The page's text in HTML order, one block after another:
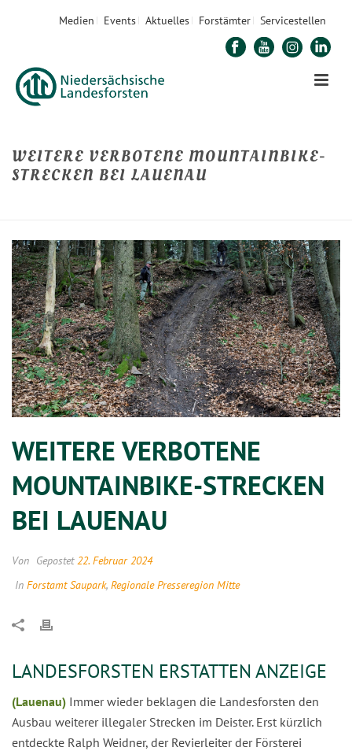
Medien Events Aktuelles Forstämter Servicestellen
WEITERE VERBOTENE MOUNTAINBIKE-
STRECKEN BEI LAUENAU
WEITERE VERBOTENE
MOUNTAINBIKE-STRECKEN
BEI LAUENAU
Von Gepostet22. Februar 2024
In Forstamt Saupark, Regionale Presseregion Mitte
LANDESFORSTEN ERSTATTEN ANZEIGE
(Lauenau) Immer wieder beklagen die Landesforsten den
Ausbau weiterer illegaler Strecken im Deister. Erst kürzlich
entdeckte Ralph Weidner, der Revierleiter der Försterei